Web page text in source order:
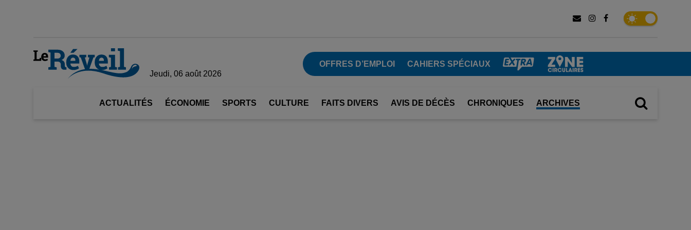
Jeudi, 06 août 2026
OFFRES D’EMPLOI CAHIERS SPÉCIAUX
ACTUALITÉS ÉCONOMIE SPORTS CULTURE FAITS DIVERS AVIS DE DÉCÈS CHRONIQUES ARCHIVES